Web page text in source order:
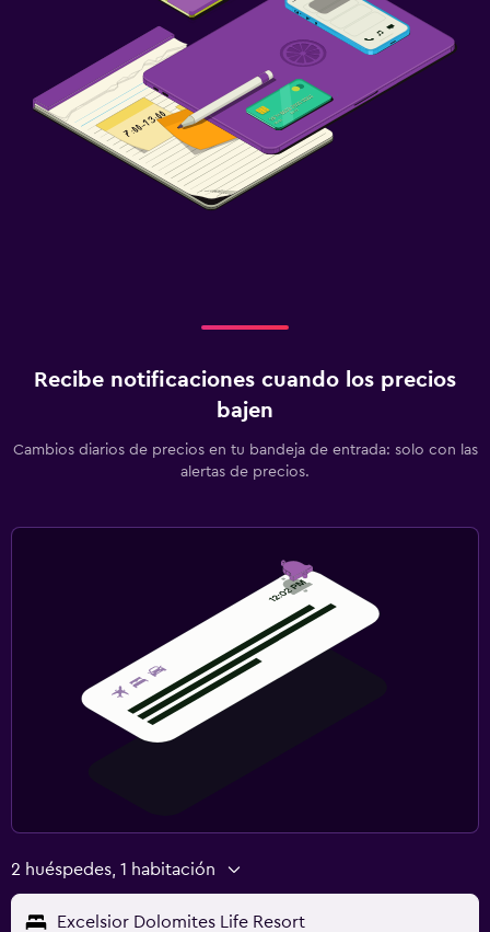
Terraza/patio
Sillas de playa
Parrilla
Servicios básicos
Lavandería
Cámaras CCTV en el exterior
Botiquín de primeros auxilios
Recibe notificaciones cuando los precios
bajen
Cambios diarios de precios en tu bandeja de entrada: solo con las
alertas de precios.
2 huéspedes, 1 habitación
Excelsior Dolomites Life Resort